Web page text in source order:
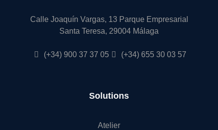
Calle Joaquín Vargas, 13 Parque Empresarial
Santa Teresa, 29004 Málaga
(+34) 900 37 37 05 (+34) 655 30 03 57
Solutions
Atelier